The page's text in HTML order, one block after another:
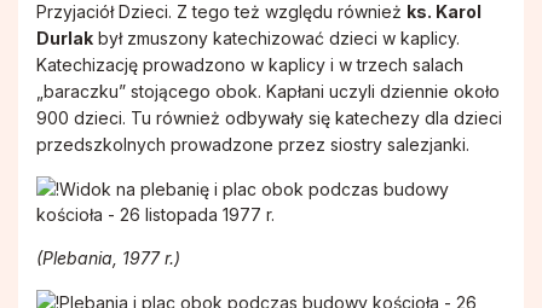
Przyjaciół Dzieci. Z tego też względu również ks. Karol
Durlak był zmuszony katechizować dzieci w kaplicy.
Katechizację prowadzono w kaplicy i w trzech salach
„baraczku” stojącego obok. Kapłani uczyli dziennie około
900 dzieci. Tu również odbywały się katechezy dla dzieci
przedszkolnych prowadzone przez siostry salezjanki.
(Plebania, 1977 r.)